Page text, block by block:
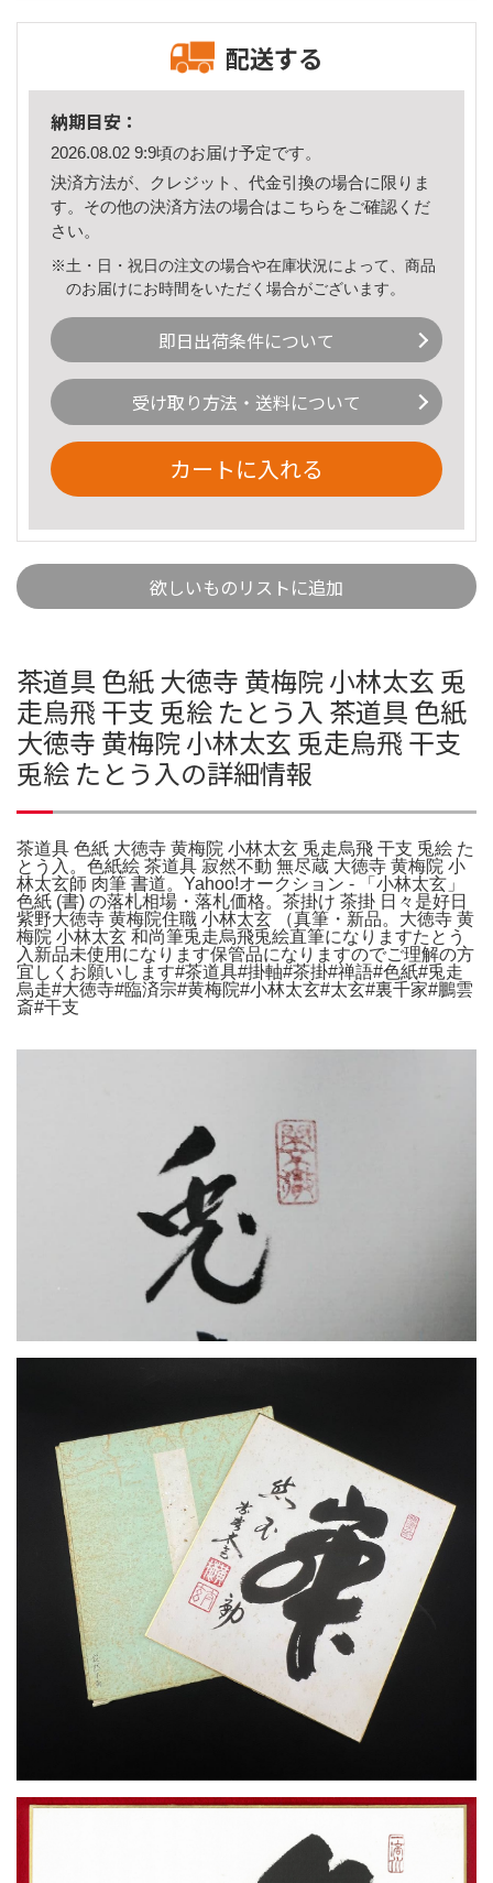
配送する
納期目安：
2026.08.02 9:9頃のお届け予定です。
決済方法が、クレジット、代金引換の場合に限りま
す。その他の決済方法の場合はこちら をご確認くだ
さい。
※土・日・祝日の注文の場合や在庫状況によって、商品
のお届けにお時間をいただく場合がございます。
即日出荷条件について
受け取り方法・送料について
カートに入れる
欲しいものリストに追加
茶道具 色紙 大徳寺 黄梅院 小林太玄 兎
走烏飛 干支 兎絵 たとう入 茶道具 色紙
大徳寺 黄梅院 小林太玄 兎走烏飛 干支
兎絵 たとう入の詳細情報
茶道具 色紙 大徳寺 黄梅院 小林太玄 兎走烏飛 干支 兎絵 た
とう入。色紙絵 茶道具 寂然不動 無尽蔵 大徳寺 黄梅院 小
林太玄師 肉筆 書道。Yahoo!オークション - 「小林太玄」
色紙 (書) の落札相場・落札価格。茶掛け 茶掛 日々是好日
紫野大徳寺 黄梅院住職 小林太玄 （真筆・新品。大徳寺 黄
梅院 小林太玄 和尚筆兎走烏飛兎絵直筆になりますたとう
入新品未使用になります保管品になりますのでご理解の方
宜しくお願いします#茶道具#掛軸#茶掛#禅語#色紙#兎走
烏走#大徳寺#臨済宗#黄梅院#小林太玄#太玄#裏千家#鵬雲
斎#干支